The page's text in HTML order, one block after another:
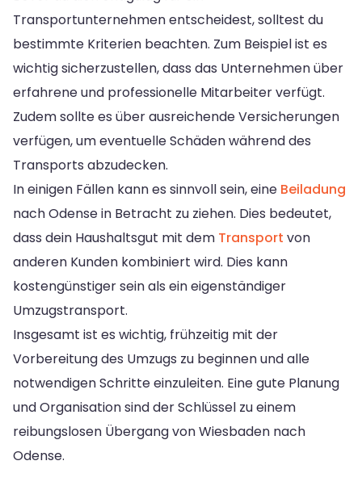
Transportunternehmen entscheidest, solltest du
bestimmte Kriterien beachten. Zum Beispiel ist es
wichtig sicherzustellen, dass das Unternehmen über
erfahrene und professionelle Mitarbeiter verfügt.
Zudem sollte es über ausreichende Versicherungen
verfügen, um eventuelle Schäden während des
Transports abzudecken.
In einigen Fällen kann es sinnvoll sein, eine Beiladung
nach Odense in Betracht zu ziehen. Dies bedeutet,
dass dein Haushaltsgut mit dem Transport von
anderen Kunden kombiniert wird. Dies kann
kostengünstiger sein als ein eigenständiger
Umzugstransport.
Insgesamt ist es wichtig, frühzeitig mit der
Vorbereitung des Umzugs zu beginnen und alle
notwendigen Schritte einzuleiten. Eine gute Planung
und Organisation sind der Schlüssel zu einem
reibungslosen Übergang von Wiesbaden nach
Odense.